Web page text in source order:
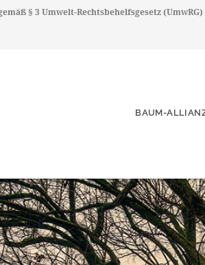
§ 3 Umwelt-Rechtsbehelfsgesetz
BAUM-